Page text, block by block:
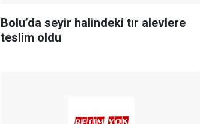
Bolu’da seyir halindeki tır alevlere
teslim oldu